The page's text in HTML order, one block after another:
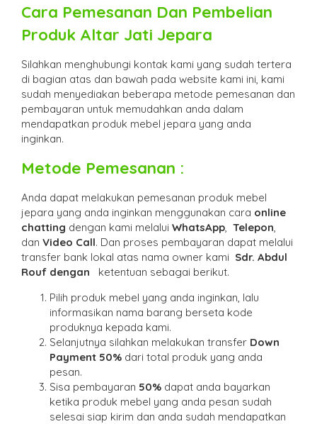
Cara Pemesanan Dan Pembelian
Produk Altar Jati Jepara
Silahkan menghubungi kontak kami yang sudah tertera
di bagian atas dan bawah pada website kami ini, kami
sudah menyediakan beberapa metode pemesanan dan
pembayaran untuk memudahkan anda dalam
mendapatkan produk mebel jepara yang anda
inginkan.
Metode Pemesanan :
Anda dapat melakukan pemesanan produk mebel
jepara yang anda inginkan menggunakan cara online
chatting dengan kami melalui WhatsApp, Telepon,
dan Video Call. Dan proses pembayaran dapat melalui
transfer bank lokal atas nama owner kami Sdr. Abdul
Rouf dengan ketentuan sebagai berikut.
Pilih produk mebel yang anda inginkan, lalu
informasikan nama barang berseta kode
produknya kepada kami.
Selanjutnya silahkan melakukan transfer Down
Payment 50% dari total produk yang anda
pesan.
Sisa pembayaran 50% dapat anda bayarkan
ketika produk mebel yang anda pesan sudah
selesai siap kirim dan anda sudah mendapatkan